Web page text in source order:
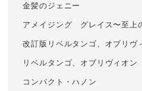
金髪のジェニー
アメイジング グレイス〜至上
改訂版リベルタンゴ、オブリヴ
リベルタンゴ、オブリヴィオン
コンパクト・ハノン